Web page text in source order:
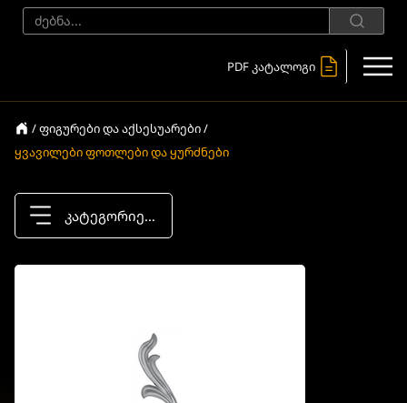
PDF კატალოგი
/ ფიგურები და აქსესუარები /
ყვავილები ფოთლები და ყურძნები
კატეგორიები